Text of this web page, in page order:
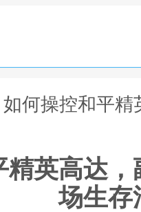
如何操控和平
精英高达
场生存